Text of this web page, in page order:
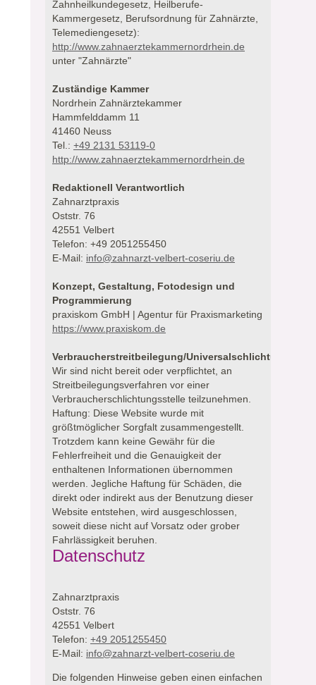
Zahnheilkundegesetz, Heilberufe-
Kammergesetz, Berufsordnung für Zahnärzte,
Telemediengesetz):
http://www.zahnaerztekammernordrhein.de
unter "Zahnärzte"
Zuständige Kammer
Nordrhein Zahnärztekammer
Hammfelddamm 11
41460 Neuss
Tel.: +49 2131 53119-0
http://www.zahnaerztekammernordrhein.de
Redaktionell Verantwortlich
Zahnarztpraxis
Oststr. 76
42551 Velbert
Telefon: +49 2051255450
E-Mail: info@zahnarzt-velbert-coseriu.de
Konzept, Gestaltung, Fotodesign und
Programmierung
praxiskom GmbH | Agentur für Praxismarketing
https://www.praxiskom.de
Verbraucherstreitbeilegung/
Wir sind nicht bereit oder verpflichtet, an
Streitbeilegungsverfahren vor einer
Verbraucherschlichtungsstelle teilzunehmen.
Haftung: Diese Website wurde mit
größtmöglicher Sorgfalt zusammengestellt.
Trotzdem kann keine Gewähr für die
Fehlerfreiheit und die Genauigkeit der
enthaltenen Informationen übernommen
werden. Jegliche Haftung für Schäden, die
direkt oder indirekt aus der Benutzung dieser
Website entstehen, wird ausgeschlossen,
soweit diese nicht auf Vorsatz oder grober
Fahrlässigkeit beruhen.
Datenschutz
Zahnarztpraxis
Oststr. 76
42551 Velbert
Telefon: +49 2051255450
E-Mail: info@zahnarzt-velbert-coseriu.de
Die folgenden Hinweise geben einen einfachen